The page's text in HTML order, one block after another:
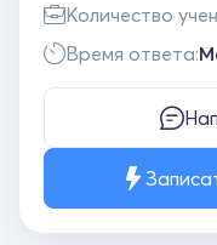
Количество
Время ответа: